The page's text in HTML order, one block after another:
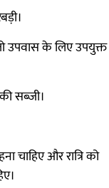
उपवास के लिए उपयुक्त
सब्जी।
चाहिए और रात्रि को